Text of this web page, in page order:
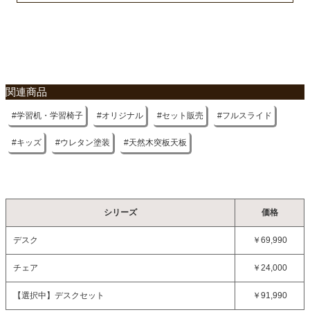
関連商品
学習机・学習椅子 オリジナル セット販売 フルスライド
キッズ ウレタン塗装 天然木突板天板
シリーズ 価格
デスク ￥69,990
チェア ￥24,000
【選択中】 デスクセット ￥91,990